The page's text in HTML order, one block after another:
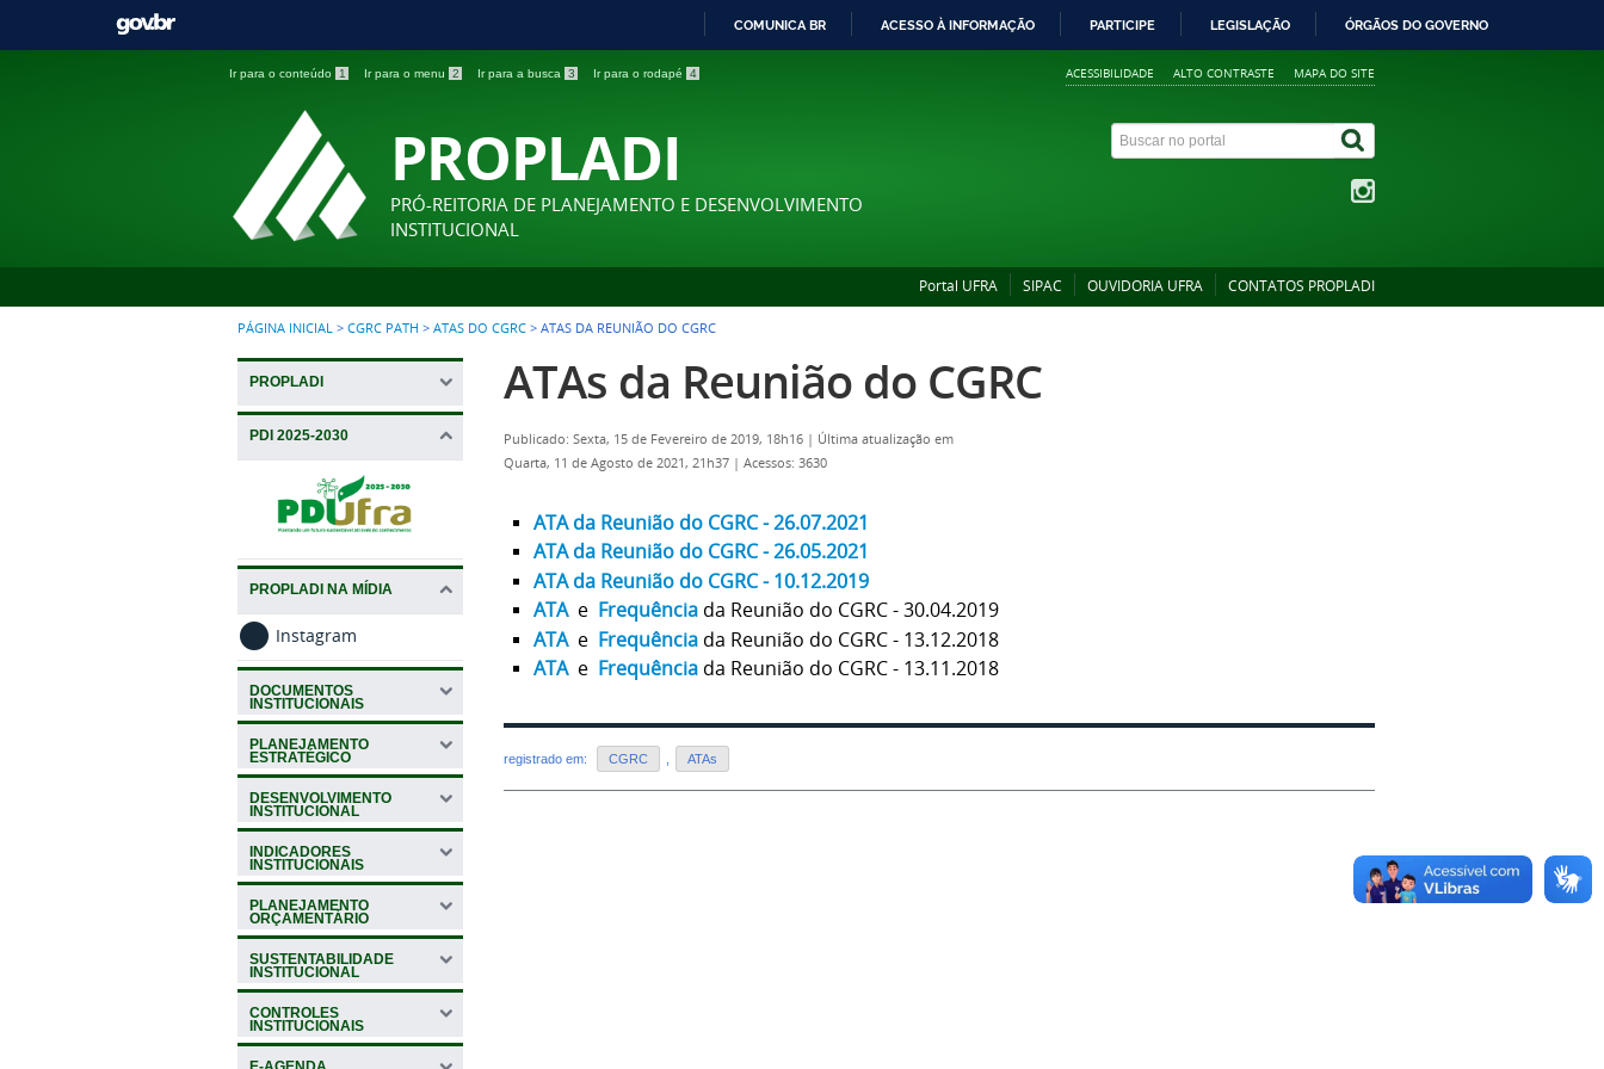
COMUNICA BR ACESSO À INFORMAÇÃO PARTICIPE LEGISLAÇÃO ÓRGÃOS DO GOVERNO
Ir para o conteúdo 1 Ir para o menu 2 Ir para a busca 3 Ir para o rodapé 4 ACESSIBILIDADE ALTO CONTRASTE MAPA DO SITE
PROPLADI
PRÓ-REITORIA DE PLANEJAMENTO E DESENVOLVIMENTO
INSTITUCIONAL
Portal UFRA SIPAC OUVIDORIA UFRA CONTATOS PROPLADI
PÁGINA INICIAL > CGRC PATH > ATAS DO CGRC > ATAS DA REUNIÃO DO CGRC
PROPLADI
PDI 2025-2030
PROPLADI NA MÍDIA
Instagram
DOCUMENTOS
INSTITUCIONAIS
PLANEJAMENTO
ESTRATÉGICO
DESENVOLVIMENTO
INSTITUCIONAL
INDICADORES
INSTITUCIONAIS
PLANEJAMENTO
ORÇAMENTÁRIO
SUSTENTABILIDADE
INSTITUCIONAL
CONTROLES
INSTITUCIONAIS
ATAs da Reunião do CGRC
Publicado: Sexta, 15 de Fevereiro de 2019, 18h16 | Última atualização em
Quarta, 11 de Agosto de 2021, 21h37 | Acessos: 3630
ATA da Reunião do CGRC - 26.07.2021
ATA da Reunião do CGRC - 26.05.2021
ATA da Reunião do CGRC - 10.12.2019
ATAe Frequência da Reunião do CGRC - 30.04.2019
ATAe Frequência da Reunião do CGRC - 13.12.2018
ATAe Frequência da Reunião do CGRC - 13.11.2018
registrado em: CGRC ATAs